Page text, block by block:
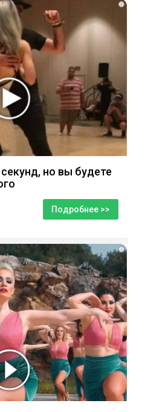
i
но вы будете
Подробнее >>
i